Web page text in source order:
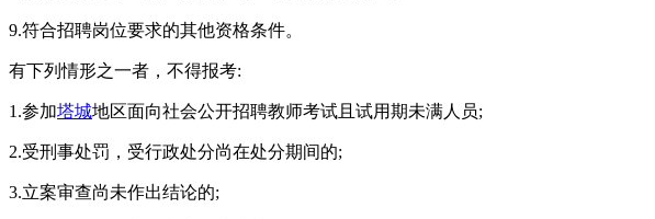
9.符合招聘岗位要求的其他资格条件。
有下列情形之一者，不得报考:
1.参加塔城地区面向社会公开招聘教师考试且试用期未满人员;
2.受刑事处罚，受行政处分尚在处分期间的;
3.立案审查尚未作出结论的;